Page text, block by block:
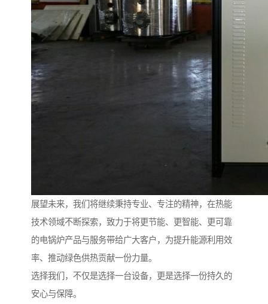
展望未来，我们将继续秉持专业、专注的精神，在热能
技术领域不断探索，致力于将更节能、更智能、更可靠
的电锅炉产品与服务带给广大客户，为提升能源利用效
率、推动绿色供热贡献一份力量。
选择我们，不仅是选择一台设备，更是选择一份持久的
安心与保障。